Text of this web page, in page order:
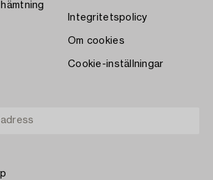
Integritetspolicy
Om cookies
Cookie-inställningar